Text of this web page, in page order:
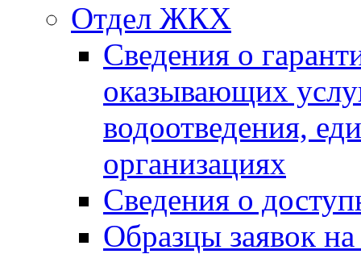
Отдел ЖКХ
Сведения о
оказывающих
водоотведения,
организациях
Сведения о
Образцы заявок